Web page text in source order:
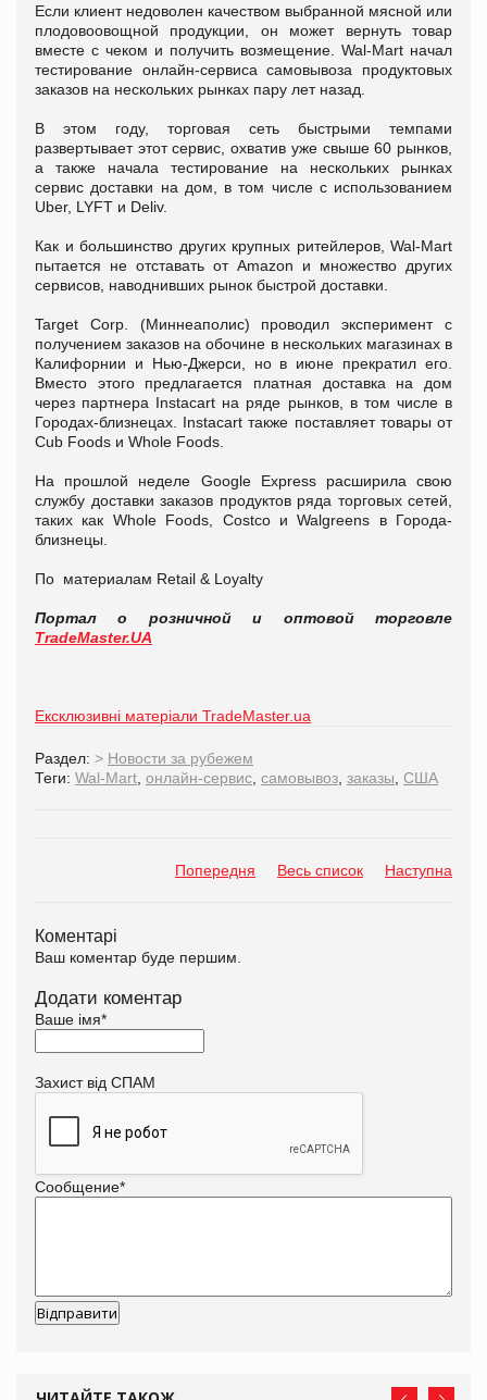
Если клиент недоволен качеством выбранной мясной или
плодовоовощной продукции, он может вернуть товар
вместе с чеком и получить возмещение. Wal-Mart начал
тестирование онлайн-сервиса самовывоза продуктовых
заказов на нескольких рынках пару лет назад.
В этом году, торговая сеть быстрыми темпами
развертывает этот сервис, охватив уже свыше 60 рынков,
а также начала тестирование на нескольких рынках
сервис доставки на дом, в том числе с использованием
Uber, LYFT и Deliv.
Как и большинство других крупных ритейлеров, Wal-Mart
пытается не отставать от Amazon и множество других
сервисов, наводнивших рынок быстрой доставки.
Target Corp. (Миннеаполис) проводил эксперимент с
получением заказов на обочине в нескольких магазинах в
Калифорнии и Нью-Джерси, но в июне прекратил его.
Вместо этого предлагается платная доставка на дом
через партнера Instacart на ряде рынков, в том числе в
Городах-близнецах. Instacart также поставляет товары от
Cub Foods и Whole Foods.
На прошлой неделе Google Express расширила свою
службу доставки заказов продуктов ряда торговых сетей,
таких как Whole Foods, Costco и Walgreens в Города-
близнецы.
По материалам Retail & Loyalty
Портал о розничной и оптовой торговле
TradeMaster.UA
Ексклюзивні матеріали TradeMaster.ua
Раздел: > Новости за рубежем
Теги: Wal-Mart онлайн-сервис самовывоз заказы США
Попередня Весь список Наступна
Коментарі
Ваш коментар буде першим.
Додати коментар
Ваше імя*
Захист від СПАМ
Сообщение*